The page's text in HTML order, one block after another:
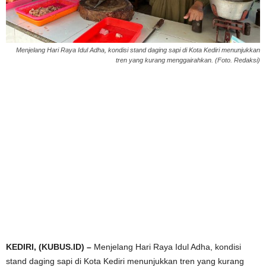
Menjelang Hari Raya Idul Adha, kondisi stand daging sapi di Kota Kediri menunjukkan
tren yang kurang menggairahkan. (Foto. Redaksi)
KEDIRI, (KUBUS.ID) – Menjelang Hari Raya Idul Adha, kondisi
stand daging sapi di Kota Kediri menunjukkan tren yang kurang